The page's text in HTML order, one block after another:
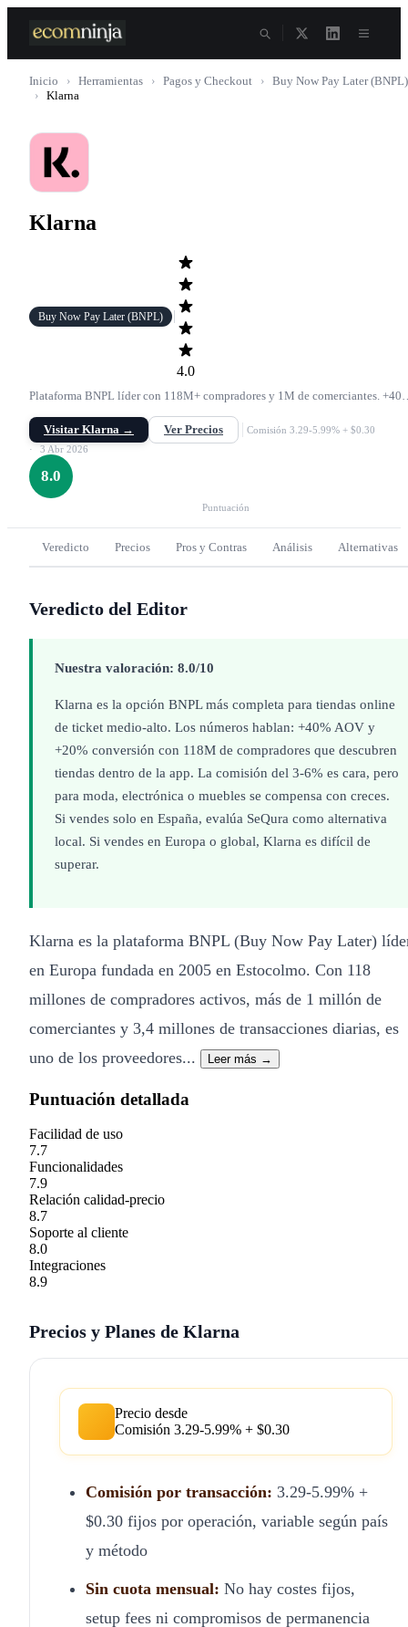
Inicio › Herramientas › Pagos y Checkout › Buy Now Pay Later (BNPL)
› Klarna
Klarna
Buy Now Pay Later (BNPL)
4.0
Plataforma BNPL líder con 118M+ compradores y 1M de comerciantes.
Visitar Klarna →
Ver Precios
Comisión 3.29-5.99% + $0.30
3 Abr 2026
8.0
Puntuación
Veredicto Precios Pros y Contras Análisis Alternativas
Veredicto del Editor
Nuestra valoración: 8.0/10
Klarna es la opción BNPL más completa para tiendas online
de ticket medio-alto. Los números hablan: +40% AOV y
+20% conversión con 118M de compradores que descubren
tiendas dentro de la app. La comisión del 3-6% es cara, pero
para moda, electrónica o muebles se compensa con creces.
Si vendes solo en España, evalúa SeQura como alternativa
local. Si vendes en Europa o global, Klarna es difícil de
superar.
Klarna es la plataforma BNPL (Buy Now Pay Later)
en Europa fundada en 2005 en Estocolmo. Con 118
millones de compradores activos, más de 1 millón de
comerciantes y 3,4 millones de transacciones diarias, es
uno de los proveedores...
Leer más →
Puntuación detallada
Facilidad de uso
7.7
Funcionalidades
7.9
Relación calidad-precio
8.7
Soporte al cliente
8.0
Integraciones
8.9
Precios y Planes de Klarna
Precio desde
Comisión 3.29-5.99% + $0.30
Comisión por transacción: 3.29-5.99% +
$0.30 fijos por operación, variable según país
y método
Sin cuota mensual: No hay costes fijos,
setup fees ni compromisos de permanencia